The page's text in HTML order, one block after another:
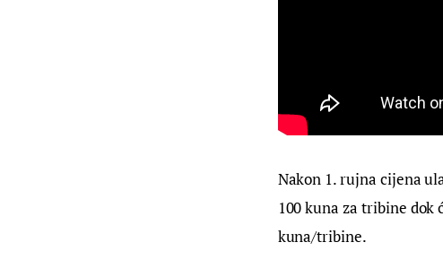
Nakon 1. rujna cijena
100 kuna za tribine dok
kuna/tribine.